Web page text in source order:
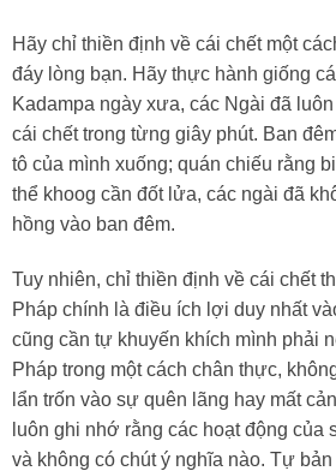
Hãy chỉ thiền định về cái chết một
đáy lòng bạn. Hãy thực hành giống
Kadampa ngày xưa, các Ngài đã
cái chết trong từng giây phút. Ban
tô của mình xuống; quán chiếu rằng
thể khoog cần đốt lửa, các ngài đã
hồng vào ban đêm.
Tuy nhiên, chỉ thiền định về cái chết
Pháp chính là điều ích lợi duy nhất
cũng cần tự khuyến khích mình phải
Pháp trong một cách chân thực,
lẩn trốn vào sự quên lãng hay mất
luôn ghi nhớ rằng các hoạt động của
và không có chút ý nghĩa nào. Tự